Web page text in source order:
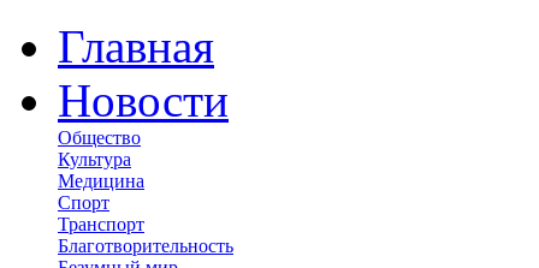
Главная
Новости
Общество
Культура
Медицина
Спорт
Транспорт
Благотворительность